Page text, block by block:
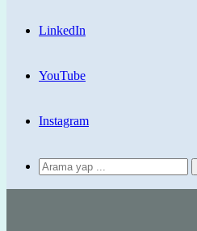
LinkedIn
YouTube
Instagram